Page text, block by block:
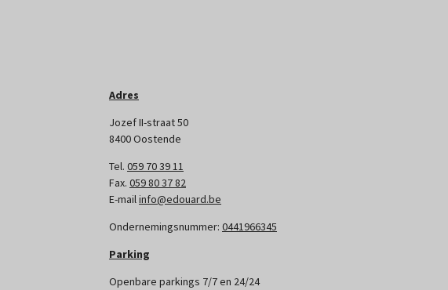
Adres
Jozef II-straat 50
8400 Oostende
Tel. 059 70 39 11
Fax. 059 80 37 82
E-mailinfo@edouard.be
Ondernemingsnummer: 0441966345
Parking
Openbare parkings 7/7 en 24/24